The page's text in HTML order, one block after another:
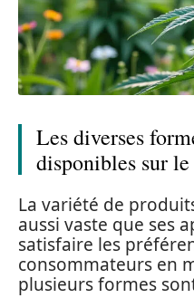
Les diverses
disponibles sur
La variété de
aussi vaste que ses
satisfaire les
consommateurs en
plusieurs formes